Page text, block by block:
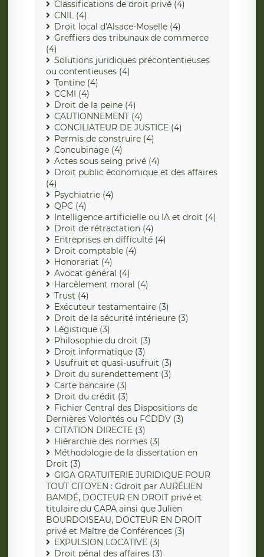
Classifications de droit privé (4)
CNIL (4)
Droit local d'Alsace-Moselle (4)
Greffiers des tribunaux de commerce
(4)
Solutions juridiques précontentieuses
ou contentieuses (4)
Tontine (4)
CCMI (4)
Droit de la peine (4)
CAUTIONNEMENT (4)
CONCILIATEUR DE JUSTICE (4)
Permis de construire (4)
Concubinage (4)
Actes sous seing privé (4)
Droit public économique et des affaires
(4)
Psychiatrie (4)
QPC (4)
Intelligence artificielle ou IA et droit (4)
Droit de rétractation (4)
Entreprises en difficulté (4)
Droit comptable (4)
Honorariat (4)
Avocat général (4)
Harcèlement moral (4)
Trust (4)
Exécuteur testamentaire (3)
Droit de la sécurité intérieure (3)
Légistique (3)
Philosophie du droit (3)
Droit informatique (3)
Usufruit et quasi-usufruit (3)
Droit du surendettement (3)
Carte bancaire (3)
Droit du crédit (3)
Fichier Central des Dispositions de
Dernières Volontés ou FCDDV (3)
CITATION DIRECTE (3)
Hiérarchie des normes (3)
Méthodologie de la dissertation en
Droit (3)
GIGA GRATUITERIE JURIDIQUE POUR
TOUT CITOYEN : Gdroit par AURÉLIEN
BAMDÉ, DOCTEUR EN DROIT privé et
titulaire du CAPA ainsi que Julien
BOURDOISEAU, DOCTEUR EN DROIT
privé et Maître de Conférences (3)
EXPULSION LOCATIVE (3)
Droit pénal des affaires (3)